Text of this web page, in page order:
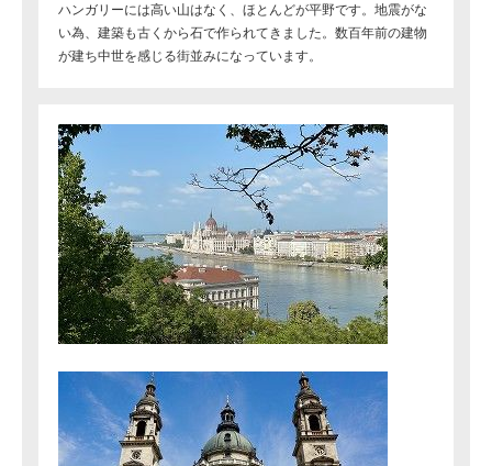
ハンガリーには高い山はなく、ほとんどが平野です。地震がな
い為、建築も古くから石で作られてきました。数百年前の建物
が建ち中世を感じる街並みになっています。